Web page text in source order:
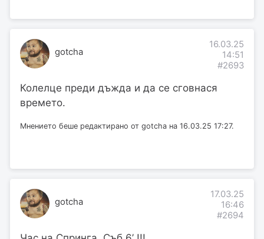
gotcha
16.03.25
14:51
#2693
Колелце преди дъжда и да се сговнася
времето.
Мнението беше редактирано от gotcha на 16.03.25 17:27.
gotcha
17.03.25
16:46
#2694